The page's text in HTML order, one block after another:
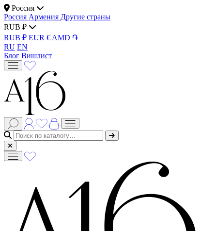
Россия
Россия Армения Другие страны
RUB ₽
RUB ₽ EUR € AMD ֏
RU EN
Блог Вишлист